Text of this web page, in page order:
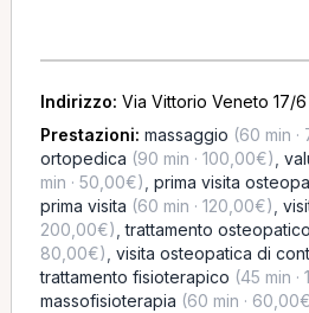
Indirizzo: Via Vittorio Veneto 17/
Prestazioni: massaggio (60 min
ortopedica (90 min · 100,00€)
min · 50,00€) prima visita
prima visita (60 min · 120,00€)
200,00€) ,trattamento
80,00€) visita osteopatica di
trattamento fisioterapico (45 min ·
massofisioterapia (60 min ·